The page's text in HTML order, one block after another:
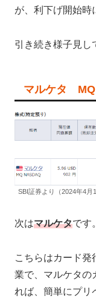
が、利下げ開始時
引き続き様子見し
マルケタ MQ
SBI証券より（2024年4月1
次はマルケタです。
こちらはカード発
業で、マルケタの
れば、簡単にプリ